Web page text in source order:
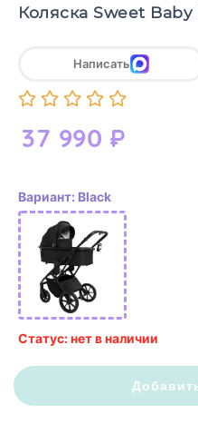
Коляска Sweet Baby
37 990 ₽
Написать
Вариант: Black
Статус: нет в наличии